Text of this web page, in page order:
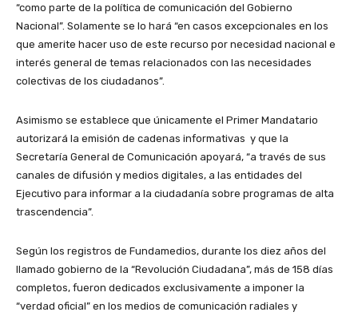
“como parte de la política de comunicación del Gobierno
Nacional”. Solamente se lo hará “en casos excepcionales en los
que amerite hacer uso de este recurso por necesidad nacional e
interés general de temas relacionados con las necesidades
colectivas de los ciudadanos”.
Asimismo se establece que únicamente el Primer Mandatario
autorizará la emisión de cadenas informativas y que la
Secretaría General de Comunicación apoyará, “a través de sus
canales de difusión y medios digitales, a las entidades del
Ejecutivo para informar a la ciudadanía sobre programas de alta
trascendencia”.
Según los registros de Fundamedios, durante los diez años del
llamado gobierno de la “Revolución Ciudadana”, más de 158 días
completos, fueron dedicados exclusivamente a imponer la
“verdad oficial” en los medios de comunicación radiales y